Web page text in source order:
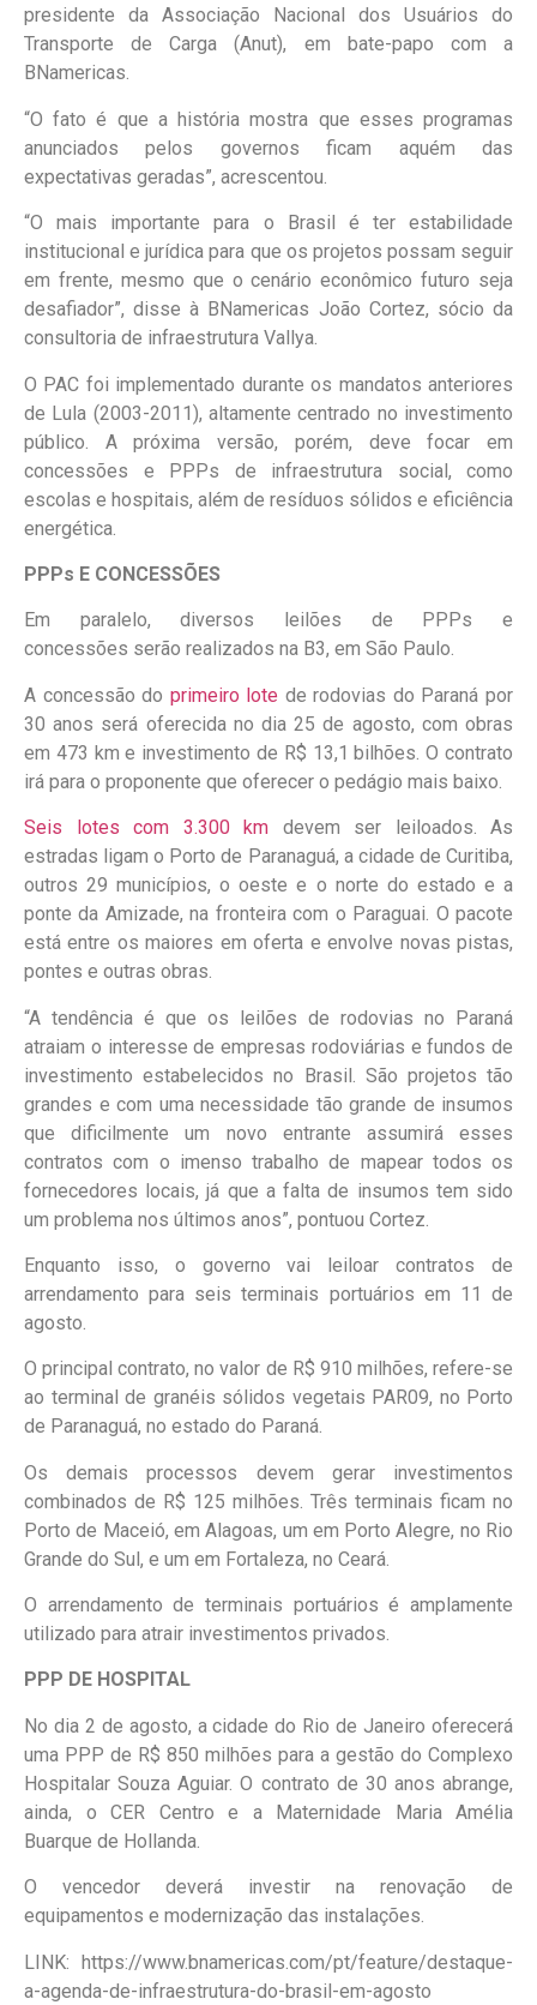
presidente da Associação Nacional dos Usuários do
Transporte de Carga (Anut), em bate-papo com a
BNamericas.
“O fato é que a história mostra que esses programas
anunciados pelos governos ficam aquém das
expectativas geradas”, acrescentou.
“O mais importante para o Brasil é ter estabilidade
institucional e jurídica para que os projetos possam seguir
em frente, mesmo que o cenário econômico futuro seja
desafiador”, disse à BNamericas João Cortez, sócio da
consultoria de infraestrutura Vallya.
O PAC foi implementado durante os mandatos anteriores
de Lula (2003-2011), altamente centrado no investimento
público. A próxima versão, porém, deve focar em
concessões e PPPs de infraestrutura social, como
escolas e hospitais, além de resíduos sólidos e eficiência
energética.
PPPs E CONCESSÕES
Em paralelo, diversos leilões de PPPs e
concessões serão realizados na B3, em São Paulo.
A concessão do primeiro lote de rodovias do Paraná por
30 anos será oferecida no dia 25 de agosto, com obras
em 473 km e investimento de R$ 13,1 bilhões. O contrato
irá para o proponente que oferecer o pedágio mais baixo.
Seis lotes com 3.300 km devem ser leiloados. As
estradas ligam o Porto de Paranaguá, a cidade de Curitiba,
outros 29 municípios, o oeste e o norte do estado e a
ponte da Amizade, na fronteira com o Paraguai. O pacote
está entre os maiores em oferta e envolve novas pistas,
pontes e outras obras.
“A tendência é que os leilões de rodovias no Paraná
atraiam o interesse de empresas rodoviárias e fundos de
investimento estabelecidos no Brasil. São projetos tão
grandes e com uma necessidade tão grande de insumos
que dificilmente um novo entrante assumirá esses
contratos com o imenso trabalho de mapear todos os
fornecedores locais, já que a falta de insumos tem sido
um problema nos últimos anos”, pontuou Cortez.
Enquanto isso, o governo vai leiloar contratos de
arrendamento para seis terminais portuários em 11 de
agosto.
O principal contrato, no valor de R$ 910 milhões, refere-se
ao terminal de granéis sólidos vegetais PAR09, no Porto
de Paranaguá, no estado do Paraná.
Os demais processos devem gerar investimentos
combinados de R$ 125 milhões. Três terminais ficam no
Porto de Maceió, em Alagoas, um em Porto Alegre, no Rio
Grande do Sul, e um em Fortaleza, no Ceará.
O arrendamento de terminais portuários é amplamente
utilizado para atrair investimentos privados.
PPP DE HOSPITAL
No dia 2 de agosto, a cidade do Rio de Janeiro oferecerá
uma PPP de R$ 850 milhões para a gestão do Complexo
Hospitalar Souza Aguiar. O contrato de 30 anos abrange,
ainda, o CER Centro e a Maternidade Maria Amélia
Buarque de Hollanda.
O vencedor deverá investir na renovação de
equipamentos e modernização das instalações.
LINK: https://www.bnamericas.com/pt/feature/destaque-
a-agenda-de-infraestrutura-do-brasil-em-agosto